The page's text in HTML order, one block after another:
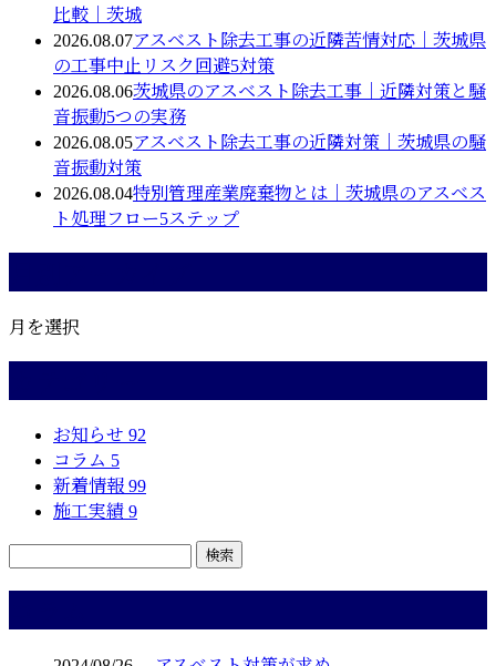
比較｜茨城
2026.08.07アスベスト除去工事の近隣苦情対応｜茨城県
の工事中止リスク回避5対策
2026.08.06茨城県のアスベスト除去工事｜近隣対策と騒
音振動5つの実務
2026.08.05アスベスト除去工事の近隣対策｜茨城県の騒
音振動対策
2026.08.04特別管理産業廃棄物とは｜茨城県のアスベス
ト処理フロー5ステップ
月を選択
お知らせ 92
コラム 5
新着情報 99
施工実績 9